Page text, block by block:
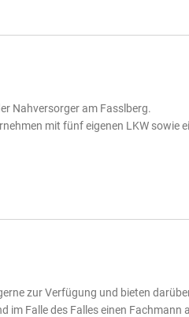
Nahversorger am Fasslberg.
mit fünf eigenen LKW sowie
zur Verfügung und bieten
im Falle des Falles einen Fachmann